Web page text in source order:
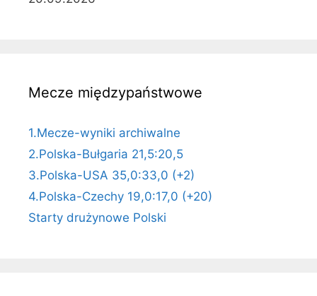
Mecze międzypaństwowe
1.Mecze-wyniki archiwalne
2.Polska-Bułgaria 21,5:20,5
3.Polska-USA 35,0:33,0 (+2)
4.Polska-Czechy 19,0:17,0 (+20)
Starty drużynowe Polski